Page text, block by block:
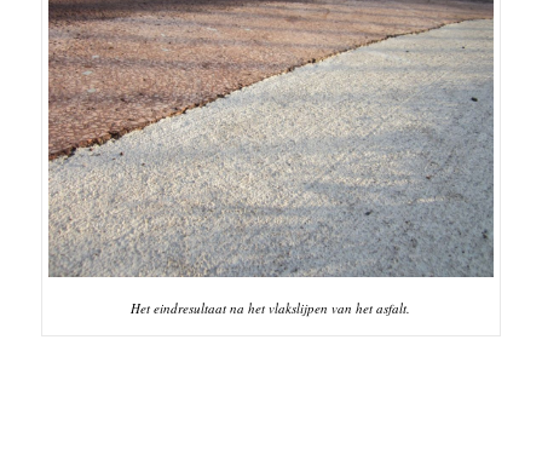
Het eindresultaat na het vlakslijpen van het asfalt.